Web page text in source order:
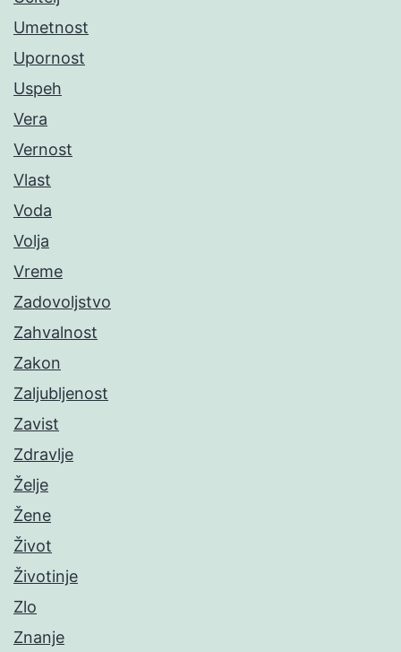
Umetnost
Upornost
Uspeh
Vera
Vernost
Vlast
Voda
Volja
Vreme
Zadovoljstvo
Zahvalnost
Zakon
Zaljubljenost
Zavist
Zdravlje
Želje
Žene
Život
Životinje
Zlo
Znanje